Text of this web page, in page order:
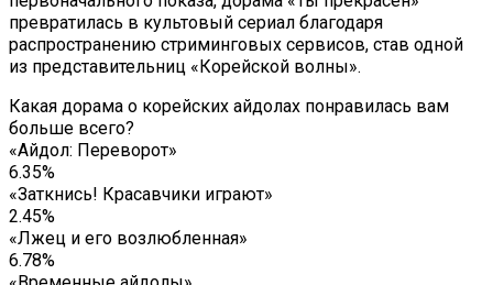
превратилась в культовый сериал благодаря
распространению стриминговых сервисов, став одной
из представительниц «Корейской волны».
Какая дорама о корейских айдолах понравилась вам
больше всего?
«Айдол: Переворот»
6.35%
«Заткнись! Красавчики играют»
2.45%
«Лжец и его возлюбленная»
6.78%